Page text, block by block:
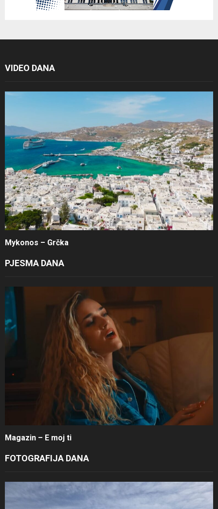
VIDEO DANA
Mykonos – Grčka
PJESMA DANA
Magazin – E moj ti
FOTOGRAFIJA DANA